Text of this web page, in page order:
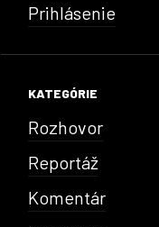
Prihlásenie
KATEGÓRIE
Rozhovor
Reportáž
Komentár